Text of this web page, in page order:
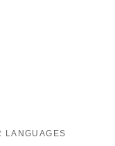
LANGUAGES